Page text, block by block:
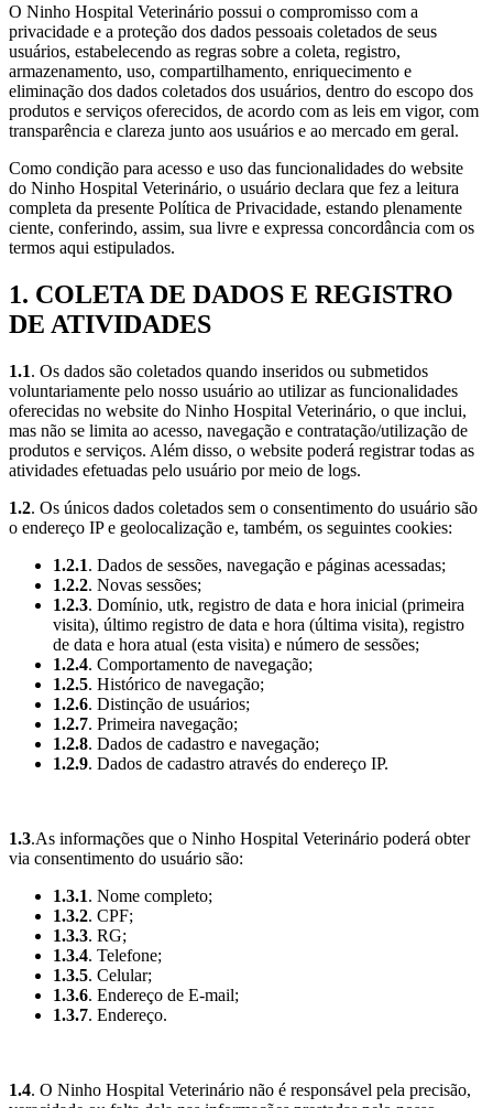
O Ninho Hospital Veterinário possui o compromisso com a
privacidade e a proteção dos dados pessoais coletados de seus
usuários, estabelecendo as regras sobre a coleta, registro,
armazenamento, uso, compartilhamento, enriquecimento e
eliminação dos dados coletados dos usuários, dentro do escopo dos
produtos e serviços oferecidos, de acordo com as leis em vigor, com
transparência e clareza junto aos usuários e ao mercado em geral.
Como condição para acesso e uso das funcionalidades do website
do Ninho Hospital Veterinário, o usuário declara que fez a leitura
completa da presente Política de Privacidade, estando plenamente
ciente, conferindo, assim, sua livre e expressa concordância com os
termos aqui estipulados.
1. COLETA DE DADOS E REGISTRO
DE ATIVIDADES
1.1. Os dados são coletados quando inseridos ou submetidos
voluntariamente pelo nosso usuário ao utilizar as funcionalidades
oferecidas no website do Ninho Hospital Veterinário, o que inclui,
mas não se limita ao acesso, navegação e contratação/utilização de
produtos e serviços. Além disso, o website poderá registrar todas as
atividades efetuadas pelo usuário por meio de logs.
1.2. Os únicos dados coletados sem o consentimento do usuário são
o endereço IP e geolocalização e, também, os seguintes cookies:
1.2.1. Dados de sessões, navegação e páginas acessadas;
1.2.2. Novas sessões;
1.2.3. Domínio, utk, registro de data e hora inicial (primeira
visita), último registro de data e hora (última visita), registro
de data e hora atual (esta visita) e número de sessões;
1.2.4. Comportamento de navegação;
1.2.5. Histórico de navegação;
1.2.6. Distinção de usuários;
1.2.7. Primeira navegação;
1.2.8. Dados de cadastro e navegação;
1.2.9. Dados de cadastro através do endereço IP.
1.3.As informações que o Ninho Hospital Veterinário poderá obter
via consentimento do usuário são:
1.3.1. Nome completo;
1.3.2. CPF;
1.3.3. RG;
1.3.4. Telefone;
1.3.5. Celular;
1.3.6. Endereço de E-mail;
1.3.7. Endereço.
1.4. O Ninho Hospital Veterinário não é responsável pela precisão,